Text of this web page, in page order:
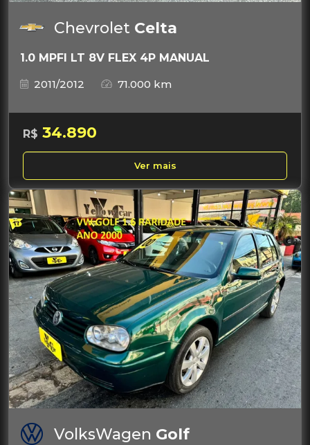
Chevrolet Celta
1.0 MPFI LT 8V FLEX 4P MANUAL
2011/2012
71.000 km
R$ 34.890
Ver mais
VolksWagen Golf